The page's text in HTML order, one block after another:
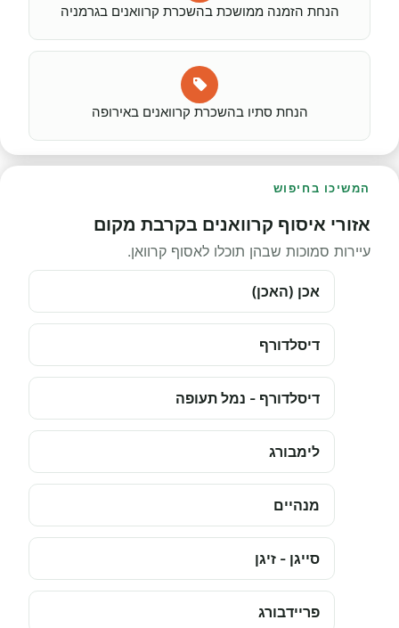
הנחת הזמנה ממושכת בהשכרת קרוואנים בגרמניה
הנחת סתיו בהשכרת קרוואנים באירופה
המשיכו בחיפוש
אזורי איסוף קרוואנים בקרבת מקום
עיירות סמוכות שבהן תוכלו לאסוף קרוואן.
אכן (האכן)
דיסלדורף
דיסלדורף - נמל תעופה
לימבורג
מנהיים
סייגן - זיגן
פריידבורג